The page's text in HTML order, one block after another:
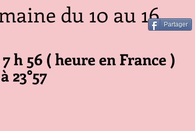
du 10 au 16
h 56 ( heure en France )
23°57
Partager